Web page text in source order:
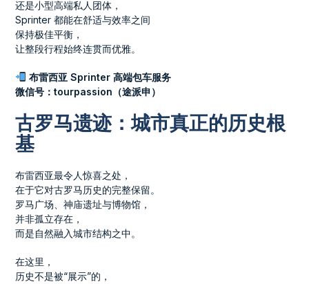
还是小型高端私人团体，
Sprinter 都能在舒适与效率之间
保持极佳平衡，
让整段行程始终连贯而优雅。
布雷西亚 Sprinter 高端包车服务
微信号：tourpassion（途派申）
古罗马遗迹：城市真正的历史根
基
布雷西亚最令人惊喜之处，
在于它对古罗马历史的完整保留。
罗马广场、神庙遗址与博物馆，
并非孤立存在，
而是自然融入城市结构之中。
在这里，
历史不是被“展示”的，